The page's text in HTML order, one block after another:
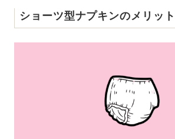
ショーツ型ナプキンのメリッ